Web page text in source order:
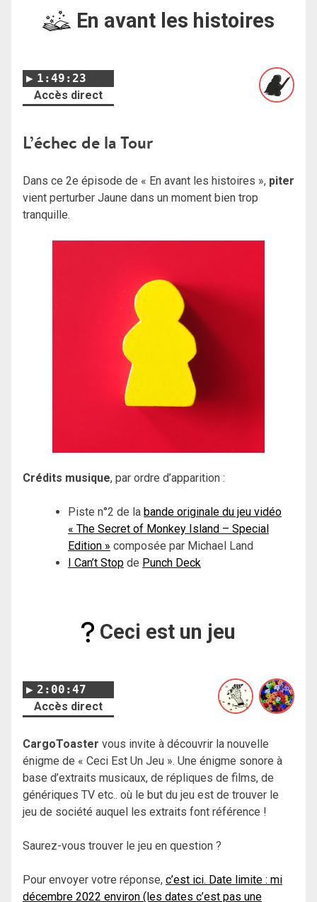
En avant les histoires
1:49:23
Accès direct
L’échec de la Tour
Dans ce 2e épisode de « En avant les histoires », piter
vient perturber Jaune dans un moment bien trop
tranquille.
Crédits musique, par ordre d’apparition :
Piste n°2 de la bande originale du jeu vidéo
« The Secret of Monkey Island – Special
Edition » composée par Michael Land
I Can’t Stop de Punch Deck
Ceci est un jeu
2:00:47
Accès direct
CargoToaster vous invite à découvrir la nouvelle
énigme de « Ceci Est Un Jeu ». Une énigme sonore à
base d’extraits musicaux, de répliques de films, de
génériques TV etc.. où le but du jeu est de trouver le
jeu de société auquel les extraits font référence !
Saurez-vous trouver le jeu en question ?
Pour envoyer votre réponse, c’est ici. Date limite : mi
décembre 2022 environ (les dates c’est pas une